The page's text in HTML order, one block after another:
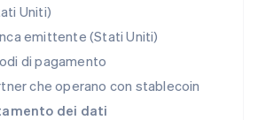
Uniti)
emittente (Stati Uniti)
di pagamento
che operano con stablecoin
dei dati
Cina